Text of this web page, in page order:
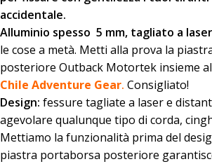
accidentale.
Alluminio spesso 5 mm, tagliato a laser
le cose a metà. Metti alla prova la
posteriore Outback Motortek insieme
Chile Adventure Gear. Consigliato!
Design: fessure tagliate a laser e
agevolare qualunque tipo di corda,
Mettiamo la funzionalità prima del
piastra portaborsa posteriore